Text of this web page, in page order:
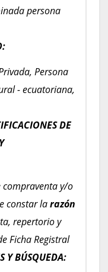
persona
Persona
- ecuatoriana,
DE
compraventa y/o
constar larazón
repertorio y
Ficha Registral
Y BÚSQUEDA: